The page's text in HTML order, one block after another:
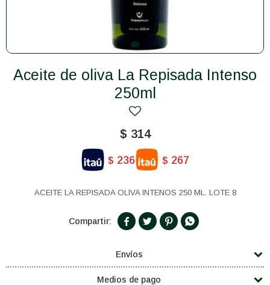
Aceite de oliva La Repisada Intenso
250ml
$ 314
$ 236 $ 267
ACEITE LA REPISADA OLIVA INTENOS 250 ML. LOTE 8
   
Envíos
Medios de pago